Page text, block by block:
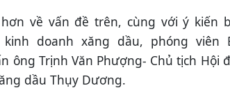
về vấn đề trên, cùng với ý kiến
kinh doanh xăng dầu, phóng viên
ông Trịnh Văn Phượng- Chủ tịch Hội
dầu Thụy Dương.